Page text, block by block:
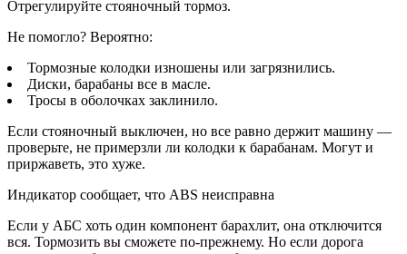
Отрегулируйте стояночный тормоз.
Не помогло? Вероятно:
Тормозные колодки изношены или загрязнились.
Диски, барабаны все в масле.
Тросы в оболочках заклинило.
Если стояночный выключен, но все равно держит машину —
проверьте, не примерзли ли колодки к барабанам. Могут и
приржаветь, это хуже.
Индикатор сообщает, что ABS неисправна
Если у АБС хоть один компонент барахлит, она отключится
вся. Тормозить вы сможете по-прежнему. Но если дорога